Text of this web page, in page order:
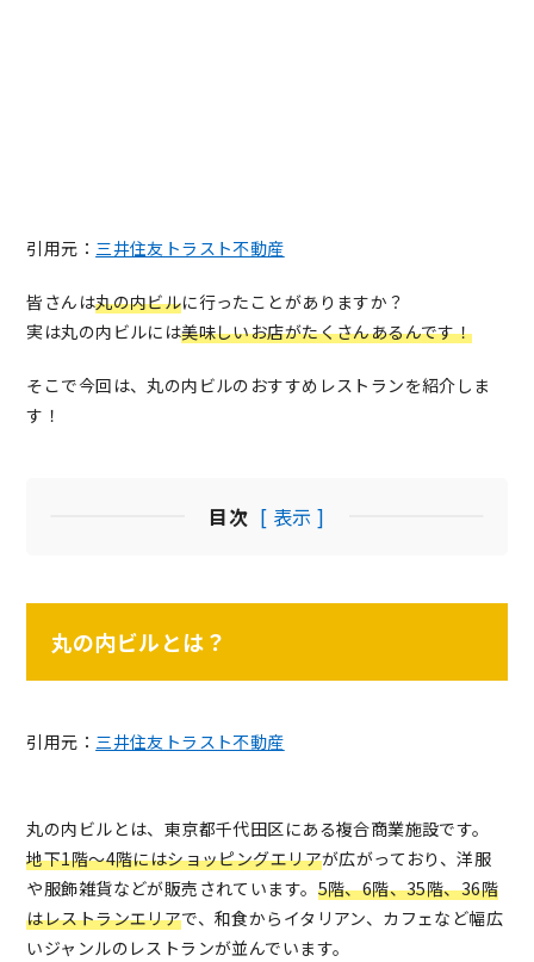
引用元： 三井住友トラスト不動産
皆さんは丸の内ビルに行ったことがありますか？
実は丸の内ビルには美味しいお店がたくさんあるんです！
そこで今回は、丸の内ビルのおすすめレストランを紹介しま
す！
目次 [ 表示 ]
丸の内ビルとは？
引用元：三井住友トラスト不動産
丸の内ビルとは、東京都千代田区にある複合商業施設です。
地下1階〜4階にはショッピングエリアが広がっており、洋服
や服飾雑貨などが販売されています。 5階、6階、35階、36階
はレストランエリアで、和食からイタリアン、カフェなど幅広
いジャンルのレストランが並んでいます。